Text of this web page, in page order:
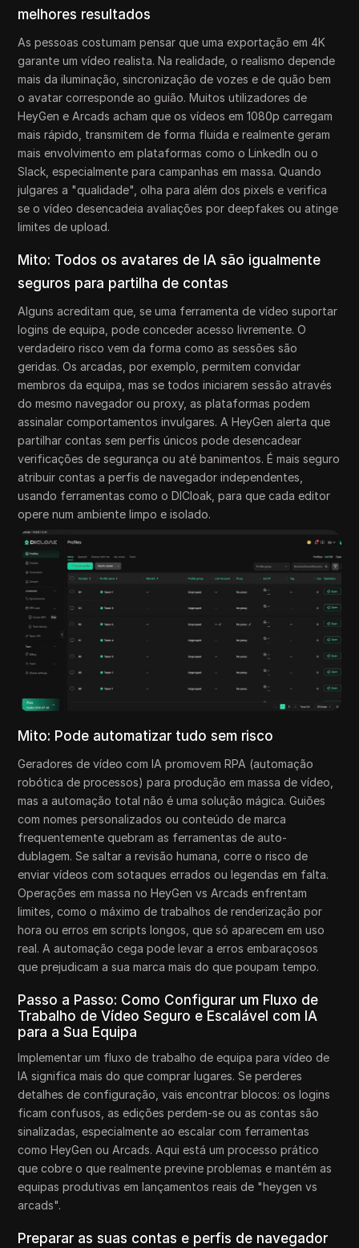
melhores resultados
As pessoas costumam pensar que uma exportação em 4K
garante um vídeo realista. Na realidade, o realismo depende
mais da iluminação, sincronização de vozes e de quão bem
o avatar corresponde ao guião. Muitos utilizadores de
HeyGen e Arcads acham que os vídeos em 1080p carregam
mais rápido, transmitem de forma fluida e realmente geram
mais envolvimento em plataformas como o LinkedIn ou o
Slack, especialmente para campanhas em massa. Quando
julgares a "qualidade", olha para além dos pixels e verifica
se o vídeo desencadeia avaliações por deepfakes ou atinge
limites de upload.
Mito: Todos os avatares de IA são igualmente
seguros para partilha de contas
Alguns acreditam que, se uma ferramenta de vídeo suportar
logins de equipa, pode conceder acesso livremente. O
verdadeiro risco vem da forma como as sessões são
geridas. Os arcadas, por exemplo, permitem convidar
membros da equipa, mas se todos iniciarem sessão através
do mesmo navegador ou proxy, as plataformas podem
assinalar comportamentos invulgares. A HeyGen alerta que
partilhar contas sem perfis únicos pode desencadear
verificações de segurança ou até banimentos. É mais seguro
atribuir contas a perfis de navegador independentes,
usando ferramentas como o DICloak, para que cada editor
opere num ambiente limpo e isolado.
Mito: Pode automatizar tudo sem risco
Geradores de vídeo com IA promovem RPA (automação
robótica de processos) para produção em massa de vídeo,
mas a automação total não é uma solução mágica. Guiões
com nomes personalizados ou conteúdo de marca
frequentemente quebram as ferramentas de auto-
dublagem. Se saltar a revisão humana, corre o risco de
enviar vídeos com sotaques errados ou legendas em falta.
Operações em massa no HeyGen vs Arcads enfrentam
limites, como o máximo de trabalhos de renderização por
hora ou erros em scripts longos, que só aparecem em uso
real. A automação cega pode levar a erros embaraçosos
que prejudicam a sua marca mais do que poupam tempo.
Passo a Passo: Como Configurar um Fluxo de
Trabalho de Vídeo Seguro e Escalável com IA
para a Sua Equipa
Implementar um fluxo de trabalho de equipa para vídeo de
IA significa mais do que comprar lugares. Se perderes
detalhes de configuração, vais encontrar blocos: os logins
ficam confusos, as edições perdem-se ou as contas são
sinalizadas, especialmente ao escalar com ferramentas
como HeyGen ou Arcads. Aqui está um processo prático
que cobre o que realmente previne problemas e mantém as
equipas produtivas em lançamentos reais de "heygen vs
arcads".
Preparar as suas contas e perfis de navegador